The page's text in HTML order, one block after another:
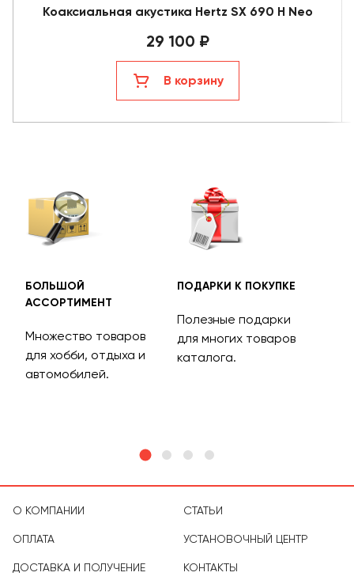
Коаксиальная акустика Hertz SX 690 H Neo
29 100 ₽
В корзину
БОЛЬШОЙ
АССОРТИМЕНТ
Множество товаров
для хобби, отдыха и
автомобилей.
ПОДАРКИ К ПОКУПКЕ
Полезные подарки
для многих товаров
каталога.
О КОМПАНИИ
ОПЛАТА
ДОСТАВКА И ПОЛУЧЕНИЕ
СТАТЬИ
УСТАНОВОЧНЫЙ ЦЕНТР
КОНТАКТЫ